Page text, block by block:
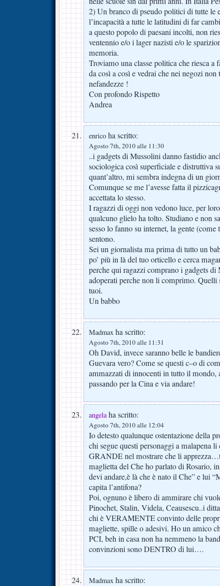
2) Un branco di pseudo politici di tutte le
l’incapacità a tutte le latitudini di far
a questo popolo di paesani incolti, non
ventennio e/o i lager nazisti e/o le
memoria.
Troviamo una classe politica che riesca a
da così a così e vedrai che nei negozi non
nefandezze !
Con profondo Rispetto
Andrea
enrico ha scritto:
Agosto 7th, 2010 alle 11:30
..i gadgets di Mussolini danno fastidio
sociologica così superficiale e distruttiva
quant’altro, mi sembra indegna di un
Comunque se me l’avesse fatta il
accettata lo stesso.
I ragazzi di oggi non vedono luce, per
qualcuno glielo ha tolto. Studiano e non
sesso lo fanno su internet, la gente
sentono.
Sei un giornalista ma prima di tutto un
po’ più in là del tuo orticello e cerca
perche qui ragazzi comprano i gadgets
adoperati perche non li comprimo.
tuoi.
Un babbo
Madmax ha scritto:
Agosto 7th, 2010 alle 11:31
Oh David, invece saranno belle le
Guevara vero? Come se questi c–o di
ammazzati di innocenti in tutto il mondo,
passando per la Cina e via andare!
angelaha scritto:
Agosto 7th, 2010 alle 12:04
Io detesto qualunque ostentazione della
chi segue questi personaggi a malapena
GRANDE nel mostrare che li
maglietta del Che ho parlato di Rosario,
devi andare,è là che è nato il Che” e lui
capita l’antifona?
Poi, ognuno è libero di ammirare chi
Pinochet, Stalin, Videla, Ceausescu..i
chi è VERAMENTE convinto delle
magliette, spille o adesivi. Ho un amico
PCI, beh in casa non ha nemmeno la
convinzioni sono DENTRO di lui….
Madmax ha scritto: